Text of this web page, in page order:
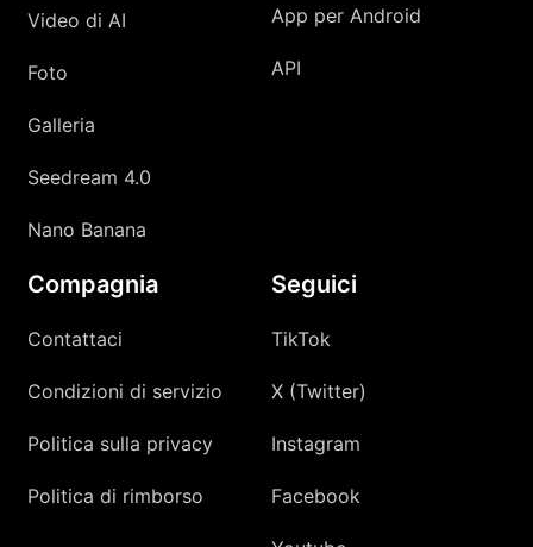
Video di AI
Foto
Galleria
Seedream 4.0
Nano Banana
App per Android
API
Compagnia
Contattaci
Condizioni di servizio
Politica sulla privacy
Politica di rimborso
Seguici
TikTok
X (Twitter)
Instagram
Facebook